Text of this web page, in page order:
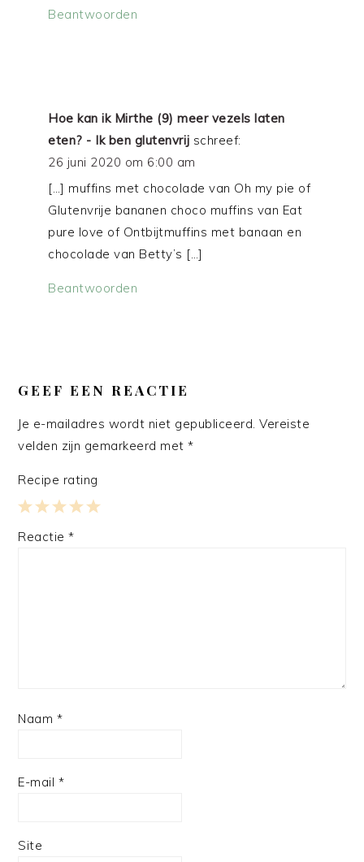
Beantwoorden
Hoe kan ik Mirthe (9) meer vezels laten
eten? - Ik ben glutenvrij schreef:
26 juni 2020 om 6:00 am
[…] muffins met chocolade van Oh my pie of
Glutenvrije bananen choco muffins van Eat
pure love of Ontbijtmuffins met banaan en
chocolade van Betty’s […]
Beantwoorden
GEEF EEN REACTIE
Je e-mailadres wordt niet gepubliceerd. Vereiste
velden zijn gemarkeerd met*
Recipe rating
4
3
2
1
Reactie*
Naam *
E-mail *
Site